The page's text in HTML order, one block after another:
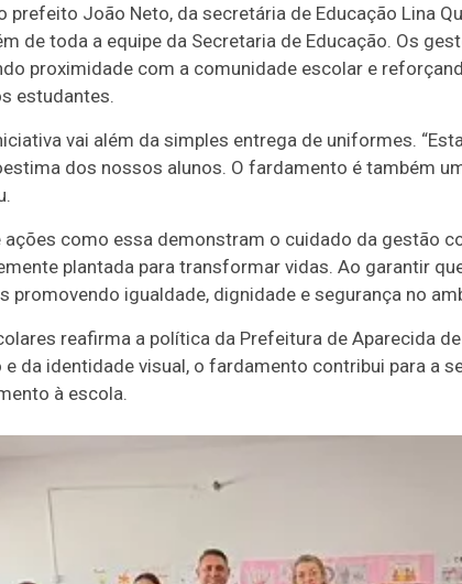
prefeito João Neto, da secretária de Educação Lina
de toda a equipe da Secretaria de Educação. Os
proximidade com a comunidade escolar e
estudantes.
vai além da simples entrega de uniformes.
dos nossos alunos. O fardamento é também
como essa demonstram o cuidado da gestão
plantada para transformar vidas. Ao garantir
igualdade, dignidade e segurança no
reafirma a política da Prefeitura de Aparecida
da identidade visual, o fardamento contribui para a
à escola.